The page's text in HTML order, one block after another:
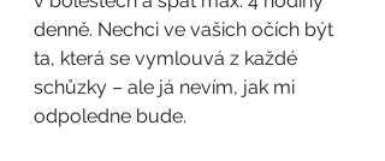
denně. Nechci ve vašich očích být
ta, která se vymlouvá z každé
schůzky – ale já nevím, jak mi
odpoledne bude.